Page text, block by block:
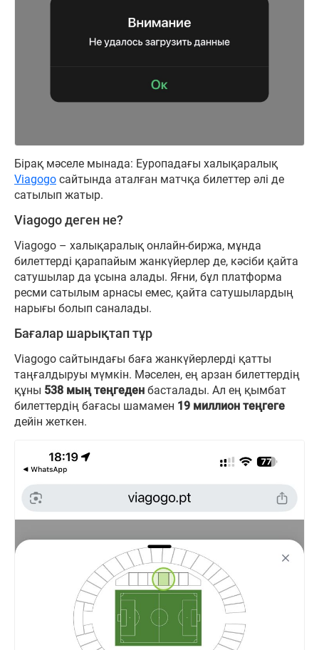
Бірақ мәселе мынада: Еуропадағы халықаралық
Viagogo сайтында аталған матчқа билеттер әлі де
сатылып жатыр.
Viagogo деген не?
Viagogo – халықаралық онлайн-биржа, мұнда
билеттерді қарапайым жанкүйерлер де, кәсіби қайта
сатушылар да ұсына алады. Яғни, бұл платформа
ресми сатылым арнасы емес, қайта сатушылардың
нарығы болып саналады.
Бағалар шарықтап тұр
Viagogo сайтындағы баға жанкүйерлерді қатты
таңғалдыруы мүмкін. Мәселен, ең арзан билеттердің
құны 538 мың теңгеден басталады. Ал ең қымбат
билеттердің бағасы шамамен 19 миллион теңгеге
дейін жеткен.